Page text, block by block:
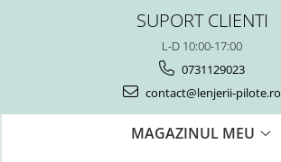
SUPORT CLIENTI
L-D 10:00-17:00
0731129023
contact@lenjerii-pilote.ro
MAGAZINUL MEU